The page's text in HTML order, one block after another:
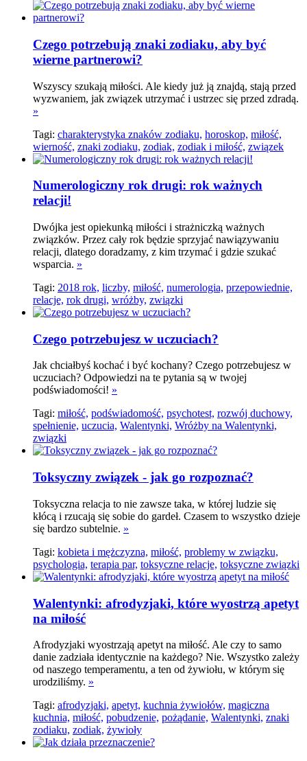
Czego potrzebują znaki zodiaku, aby być
wierne partnerowi?
Wszyscy szukają miłości. Ale kiedy już ją znajdą, stają przed
wyzwaniem, jak związek utrzymać i ustrzec się przed zdradą.
»
Tagi: charakterystyka znaków zodiaku, horoskop, miłość,
wierność, znaki zodiaku, zodiak, zodiak i miłość, związek
Numerologiczny rok drugi: rok ważnych
relacji!
Dwójka jest opiekunką miłości i strażniczką ważnych
związków. Przez cały rok będzie sprzyjać nawiązywaniu
relacji, dlatego doradzamy, z kim trzymać i gdzie szukać
wsparcia. »
Tagi: 2018 rok, liczby, miłość, numerologia, przepowiednie,
relacje, rok drugi, wróżby, związki
Czego potrzebujesz w uczuciach?
Jak chciałbyś kochać i być kochany? Czego potrzebujesz w
uczuciach? Odpowiedzi na te pytania są w twojej
podświadomości! »
Tagi: miłość, podświadomość, psychotest, rozwój duchowy,
spełnienie, uczucia, Walentynki, Wróżby na Walentynki,
związki
Toksyczny związek - jak go rozpoznać?
Toksyczna relacja to nie zawsze taka, w której ludzie się
kłócą i rzucają się sobie do gardeł. Czasem to wszystko dzieje
się bardzo subtelnie. »
Tagi: kobieta i mężczyzna, miłość, problemy w związku,
psychologia, terapia par, toksyczne relacje, toksyczne związki
Walentynki: afrodyzjaki, które wyostrzą apetyt
na miłość
Afrodyzjaki wyostrzają apetyt na miłość. Ale czy to samo
danie zadziała identycznie na każdego? Nie. Wszystko zależy
od naszego temperamentu, a ten od żywiołu, w którym się
urodziliśmy. »
Tagi: afrodyzjaki, apetyt, kuchnia żywiołów, magiczna
kuchnia, miłość, pobudzenie, pożądanie, Walentynki, znaki
zodiaku, zodiak, żywioły